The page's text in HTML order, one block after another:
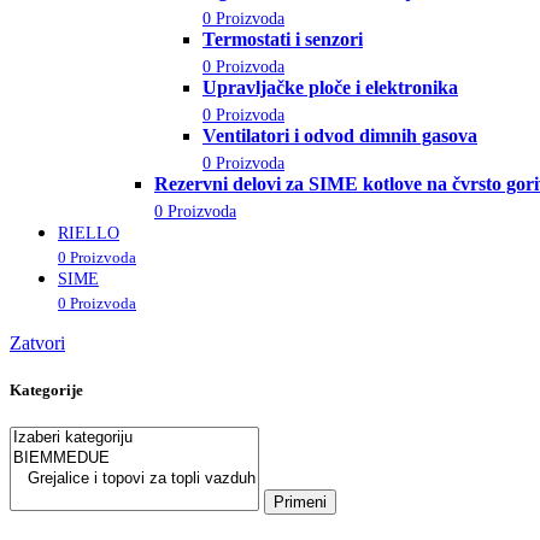
0 Proizvoda
Termostati i senzori
0 Proizvoda
Upravljačke ploče i elektronika
0 Proizvoda
Ventilatori i odvod dimnih gasova
0 Proizvoda
Rezervni delovi za SIME kotlove na čvrsto
0 Proizvoda
RIELLO
0 Proizvoda
SIME
0 Proizvoda
Zatvori
Kategorije
Primeni